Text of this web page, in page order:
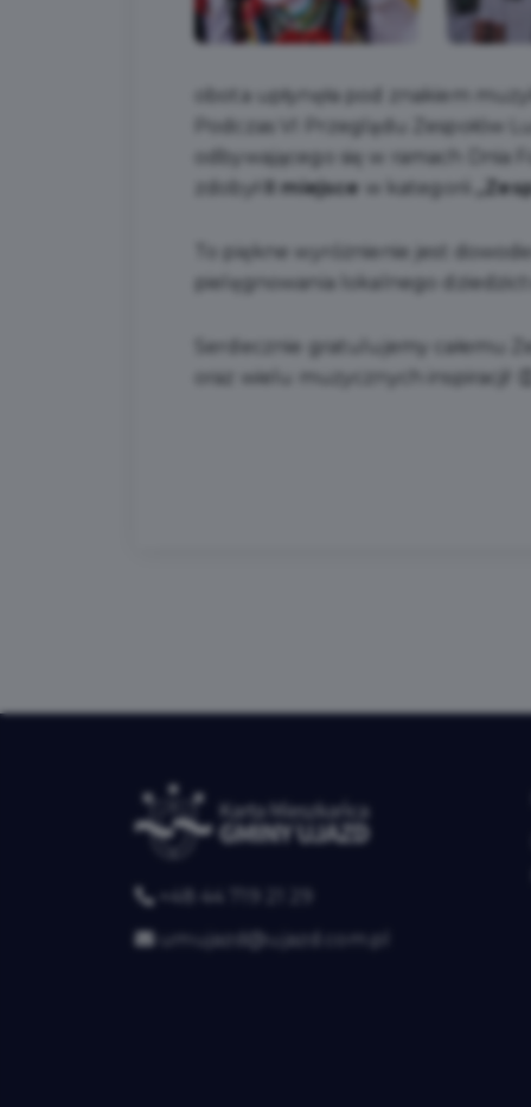
obota upłynęła pod znakiem
Podczas VI Przeglądu Zespołów
odbywającego się w ramach Dnia
zdobył
II miejsce w kategorii
To piękne wyróżnienie jest
pielęgnowania lokalnego
Serdecznie gratulujemy całemu
oraz wielu muzycznych inspiracji!
+48 44 719 21 29
umujazd@ujazd.com.pl